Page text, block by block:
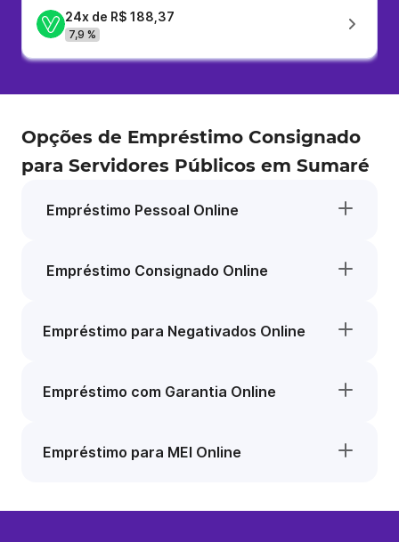
24x de R$ 188,37
7,9 %
Opções de Empréstimo Consignado
para Servidores Públicos em Sumaré
Empréstimo Pessoal Online
Empréstimo Consignado Online
Empréstimo para Negativados Online
Empréstimo com Garantia Online
Empréstimo para MEI Online